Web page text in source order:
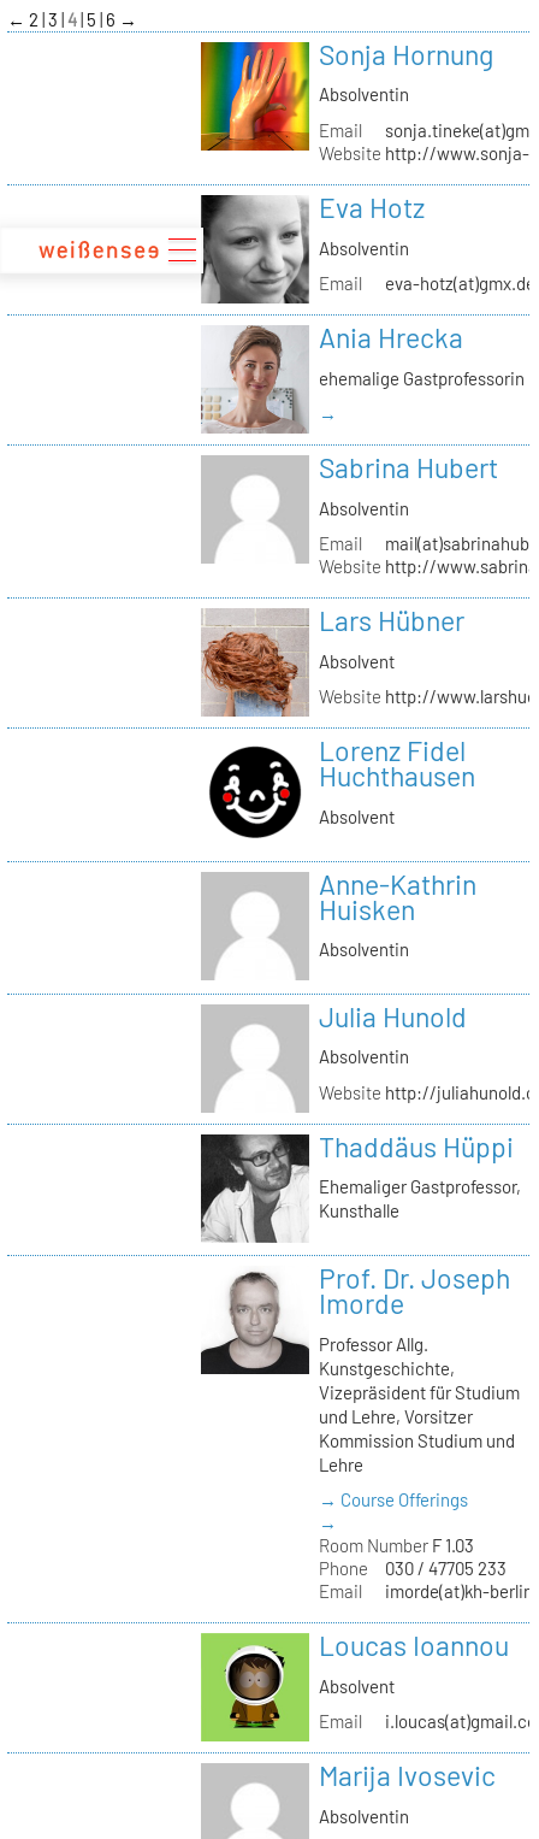
zum
Inhalt
← 2 3 4 5 6 →
Sonja Hornung
Absolventin
Email
Website http://www.sonja-
Eva Hotz
Absolventin
Email
eva-hotz(at)gmx.de
Ania Hrecka
ehemalige Gastprofessorin
→
Sabrina Hubert
Absolventin
Email
Website http://
Lars Hübner
Absolvent
Website http://
Lorenz Fidel
Huchthausen
Absolvent
Anne-Kathrin
Huisken
Absolventin
Julia Hunold
Absolventin
Website http://
Thaddäus Hüppi
Ehemaliger Gastprofessor,
Kunsthalle
Prof. Dr. Joseph
Imorde
Professor Allg.
Kunstgeschichte,
Vizepräsident für Studium
und Lehre, Vorsitzer
Kommission Studium und
Lehre
→ Course Offerings
→
Room NumberF 1.03
Phone
030 / 47705 233
Email
imorde(at)kh-
Loucas Ioannou
Absolvent
Email
Marija Ivosevic
Absolventin